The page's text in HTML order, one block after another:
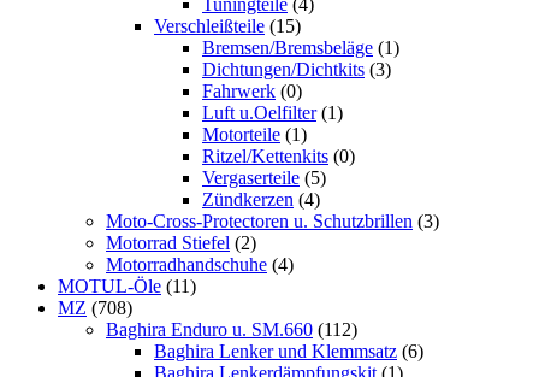
Tuningteile (4)
Verschleißteile (15)
Bremsen/Bremsbeläge (1)
Dichtungen/Dichtkits (3)
Fahrwerk (0)
Luft u.Oelfilter (1)
Motorteile (1)
Ritzel/Kettenkits (0)
Vergaserteile (5)
Zündkerzen (4)
Moto-Cross-Protectoren u. Schutzbrillen (3)
Motorrad Stiefel (2)
Motorradhandschuhe (4)
MOTUL-Öle (11)
MZ (708)
Baghira Enduro u. SM.660 (112)
Baghira Lenker und Klemmsatz (6)
Baghira Lenkerdämpfungskit (1)